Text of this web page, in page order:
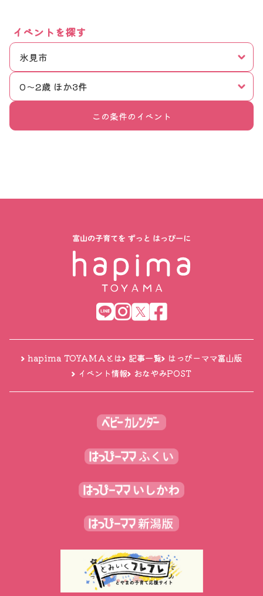
イベントを探す
氷見市
0〜2歳 ほか3件
この条件のイベント
hapima TOYAMAとは 記事一覧
はっぴーママ富山版
イベント情報
おなやみPOST